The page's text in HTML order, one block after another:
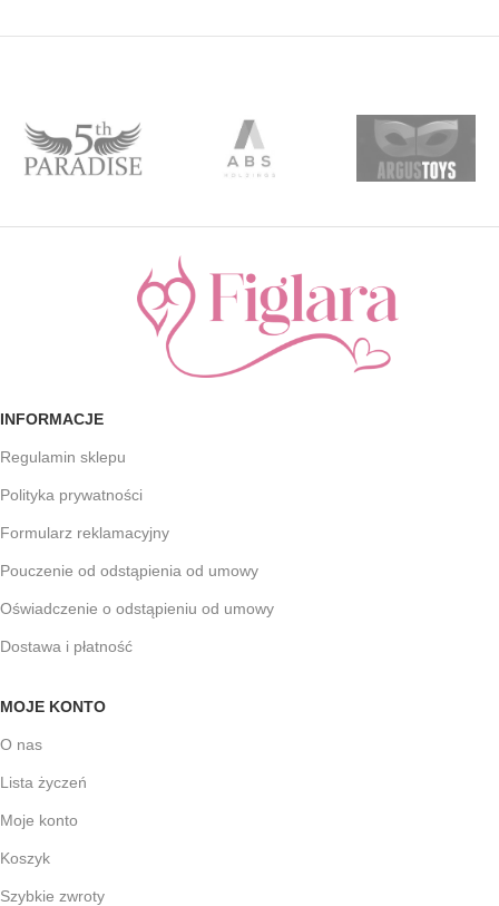
INFORMACJE
Regulamin sklepu
Polityka prywatności
Formularz reklamacyjny
Pouczenie od odstąpienia od umowy
Oświadczenie o odstąpieniu od umowy
Dostawa i płatność
MOJE KONTO
O nas
Lista życzeń
Moje konto
Koszyk
Szybkie zwroty